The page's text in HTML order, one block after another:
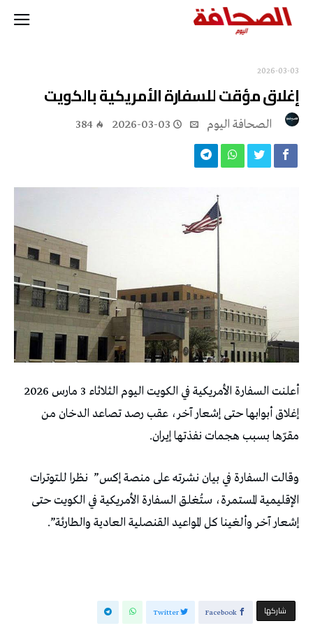
2026-03-03
إغلاق مؤقت للسفارة الأمريكية بالكويت
2026-03-03
384
أعلنت السفارة الأمريكية في الكويت اليوم الثلاثاء 3 مارس 2026
إغلاق أبوابها حتى إشعار آخر، عقب رصد تصاعد الدخان من
مقرّها بسبب هجمات نفذتها إيران.
وقالت السفارة في بيان نشرته على منصة إكس” نظرا للتوترات
الإقليمية المستمرة، ستُغلق السفارة الأمريكية في الكويت حتى
إشعار آخر وألغينا كل المواعيد القنصلية العادية والطارئة”.
‫‫ شاركها‬ Facebook
Twitter